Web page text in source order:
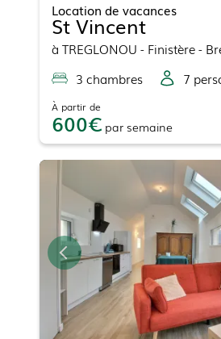
Location de vacances
St Vincent
à TREGLONOU - Finistère -
3 chambres 7
À partir de
600 par semaine